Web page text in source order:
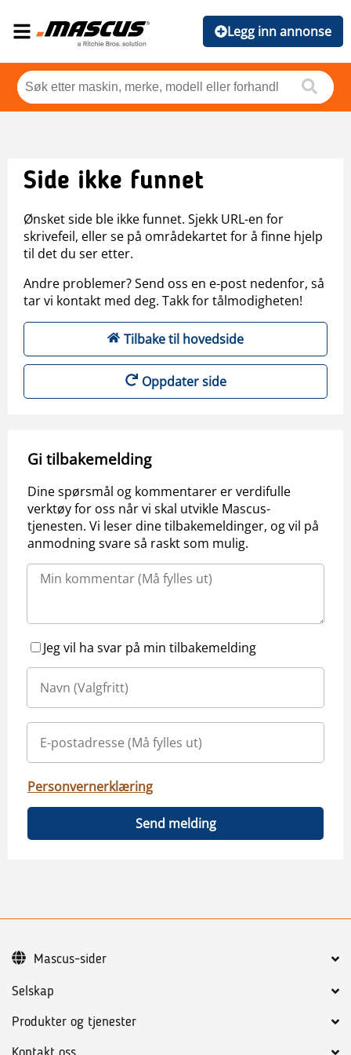
Legg inn annonse
Side ikke funnet
Ønsket side ble ikke funnet. Sjekk URL-en for
skrivefeil, eller se på områdekartet for å finne hjelp
til det du ser etter.
Andre problemer? Send oss en e-post nedenfor, så
tar vi kontakt med deg. Takk for tålmodigheten!
Tilbake til hovedside
Oppdater side
Gi tilbakemelding
Dine spørsmål og kommentarer er verdifulle
verktøy for oss når vi skal utvikle Mascus-
tjenesten. Vi leser dine tilbakemeldinger, og vil på
anmodning svare så raskt som mulig.
Jeg vil ha svar på min tilbakemelding
Personvernerklæring
Send melding
Selskap
Produkter og tjenester
Mascus-sider